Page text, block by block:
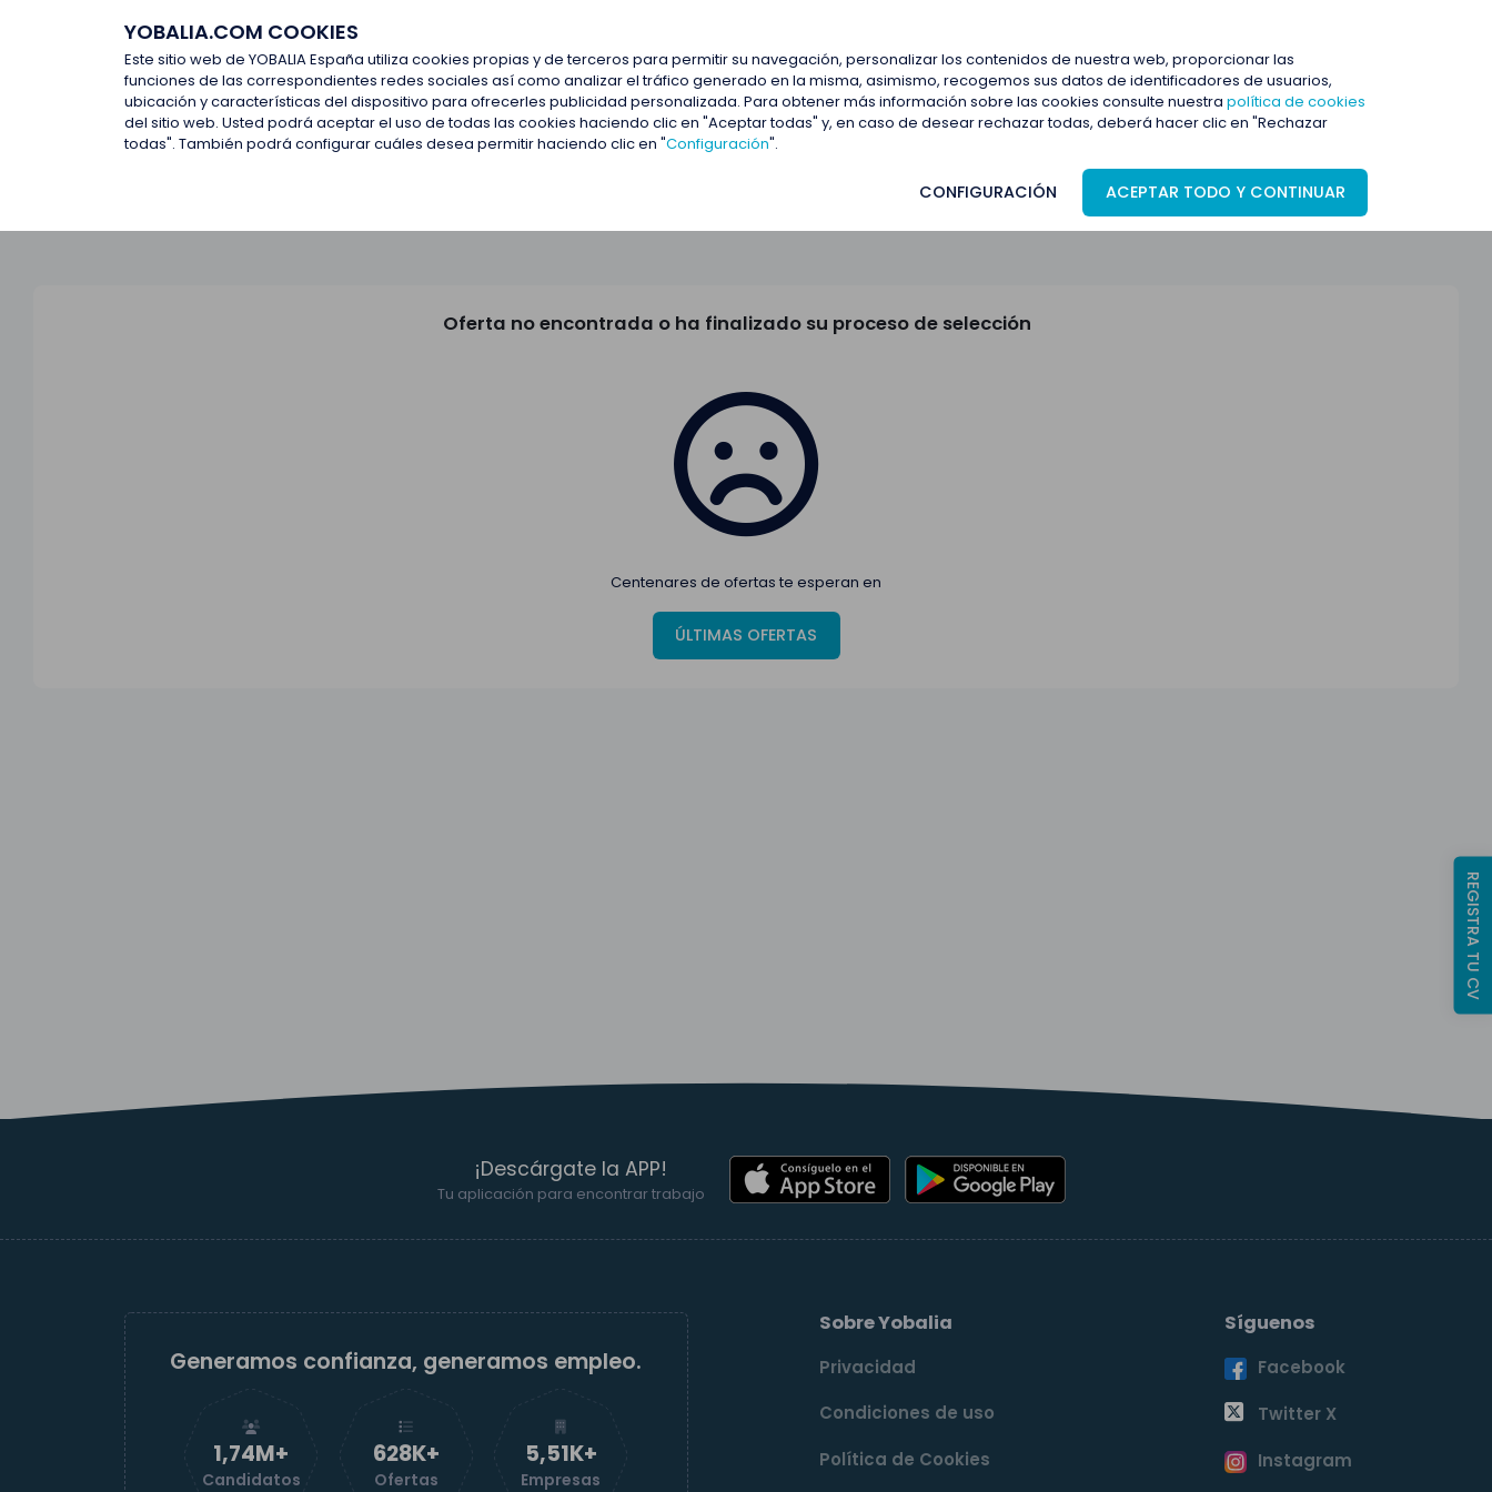
YOBALIA.COM COOKIES
Este sitio web de YOBALIA España utiliza cookies propias y de terceros para permitir su navegación, personalizar los contenidos de nuestra web, proporcionar las
funciones de las correspondientes redes sociales así como analizar el tráfico generado en la misma, asimismo, recogemos sus datos de identificadores de usuarios,
ubicación y características del dispositivo para ofrecerles publicidad personalizada. Para obtener más información sobre las cookies consulte nuestra política de cookies
del sitio web. Usted podrá aceptar el uso de todas las cookies haciendo clic en "Aceptar todas" y, en caso de desear rechazar todas, deberá hacer clic en "Rechazar
todas". También podrá configurar cuáles desea permitir haciendo clic en "Configuración".
CONFIGURACIÓN ACEPTAR TODO Y CONTINUAR
Últimas ofertas
Últimas ofertas
Oferta no encontrada o ha finalizado su proceso de selección
Centenares de ofertas te esperan en
ÚLTIMAS OFERTAS
¡Descárgate la APP!
Tu aplicación para encontrar trabajo
Generamos confianza, generamos empleo.
1,74M+
Candidatos
629K+
Ofertas
5,52K+
Empresas
Sobre Yobalia
Privacidad
Condiciones de uso
Política de Cookies
Síguenos
Facebook
Twitter X
Instagram
REGISTRA TU CV